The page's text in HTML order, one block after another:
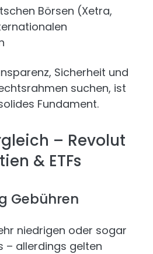
Börsen (Xetra,
Sicherheit und
suchen, ist
Fundament.
– Revolut
& ETFs
Gebühren
niedrigen oder sogar
– allerdings gelten